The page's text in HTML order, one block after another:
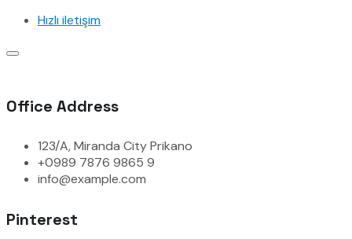
Hızlı iletişim
Office Address
123/A, Miranda City Prikano
+0989 7876 9865 9
info@example.com
Pinterest